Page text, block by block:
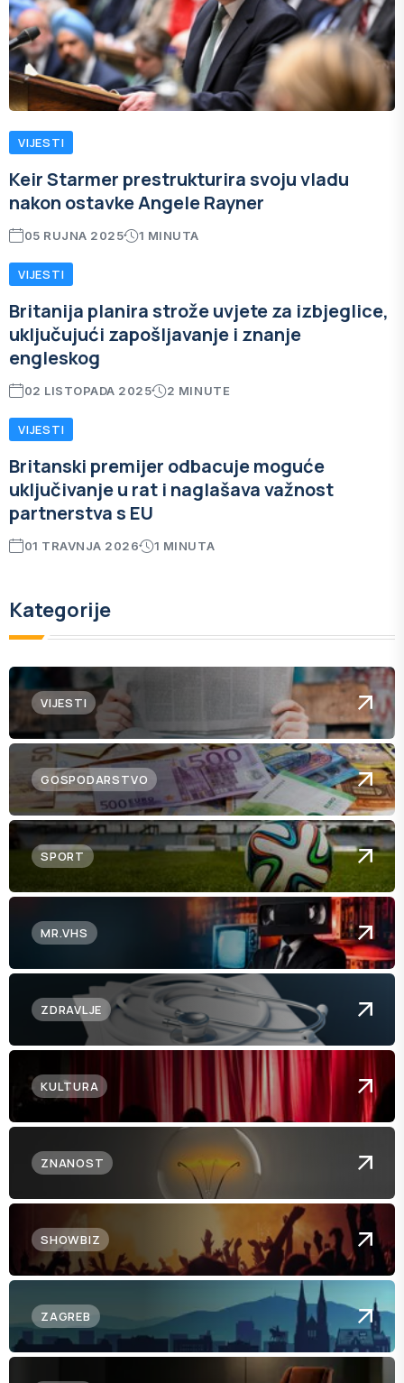
VIJESTI
Keir Starmer prestrukturira svoju vladu
nakon ostavke Angele Rayner
05 RUJNA 2025 1 MINUTA
VIJESTI
Britanija planira strože uvjete za izbjeglice,
uključujući zapošljavanje i znanje
engleskog
02 LISTOPADA 2025 2 MINUTE
VIJESTI
Britanski premijer odbacuje moguće
uključivanje u rat i naglašava važnost
partnerstva s EU
01 TRAVNJA 2026 1 MINUTA
Kategorije
VIJESTI
GOSPODARSTVO
SPORT
MR.VHS
ZDRAVLJE
KULTURA
ZNANOST
SHOWBIZ
ZAGREB